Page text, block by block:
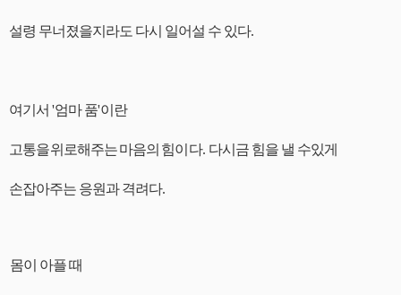
설령 무너졌을지라도 다시 일어설 수 있다.
여기서 '엄마 품'이란
고통을위로해주는마음의 힘이다. 다시금 힘을 낼 수있게
손잡아주는 응원과 격려다.
몸이 아플 때